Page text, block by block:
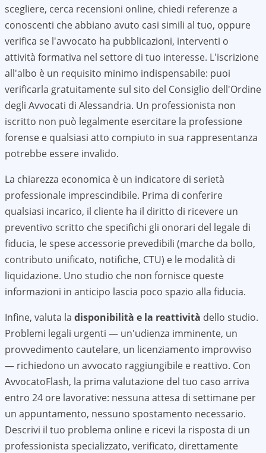
scegliere, cerca recensioni online, chiedi referenze a
conoscenti che abbiano avuto casi simili al tuo, oppure
verifica se l'avvocato ha pubblicazioni, interventi o
attività formativa nel settore di tuo interesse. L'iscrizione
all'albo è un requisito minimo indispensabile: puoi
verificarla gratuitamente sul sito del Consiglio dell'Ordine
degli Avvocati di Alessandria. Un professionista non
iscritto non può legalmente esercitare la professione
forense e qualsiasi atto compiuto in sua rappresentanza
potrebbe essere invalido.
La chiarezza economica è un indicatore di serietà
professionale imprescindibile. Prima di conferire
qualsiasi incarico, il cliente ha il diritto di ricevere un
preventivo scritto che specifichi gli onorari del legale di
fiducia, le spese accessorie prevedibili (marche da bollo,
contributo unificato, notifiche, CTU) e le modalità di
liquidazione. Uno studio che non fornisce queste
informazioni in anticipo lascia poco spazio alla fiducia.
Infine, valuta la disponibilità e la reattività dello studio.
Problemi legali urgenti — un'udienza imminente, un
provvedimento cautelare, un licenziamento improvviso
— richiedono un avvocato raggiungibile e reattivo. Con
AvvocatoFlash, la prima valutazione del tuo caso arriva
entro 24 ore lavorative: nessuna attesa di settimane per
un appuntamento, nessuno spostamento necessario.
Descrivi il tuo problema online e ricevi la risposta di un
professionista specializzato, verificato, direttamente